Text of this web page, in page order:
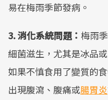
易在梅雨季節發病。
3. 消化系統問題： 梅雨
細菌滋生，尤其是冰品
如果不慎食用了變質的
出現腹瀉、腹痛或腸胃炎